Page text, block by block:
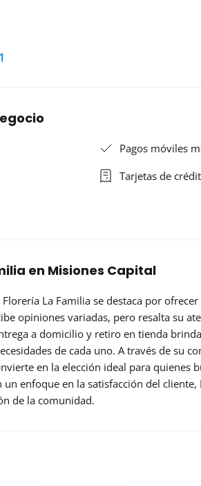
Pagos móviles
Tarjetas de
en Misiones Capital
Florería La Familia se destaca por
opiniones variadas, pero resalta su
a domicilioy retiro en tienda
de cada uno. A través de su
en la elección ideal para quienes
un enfoque en la satisfacción del
de la comunidad.